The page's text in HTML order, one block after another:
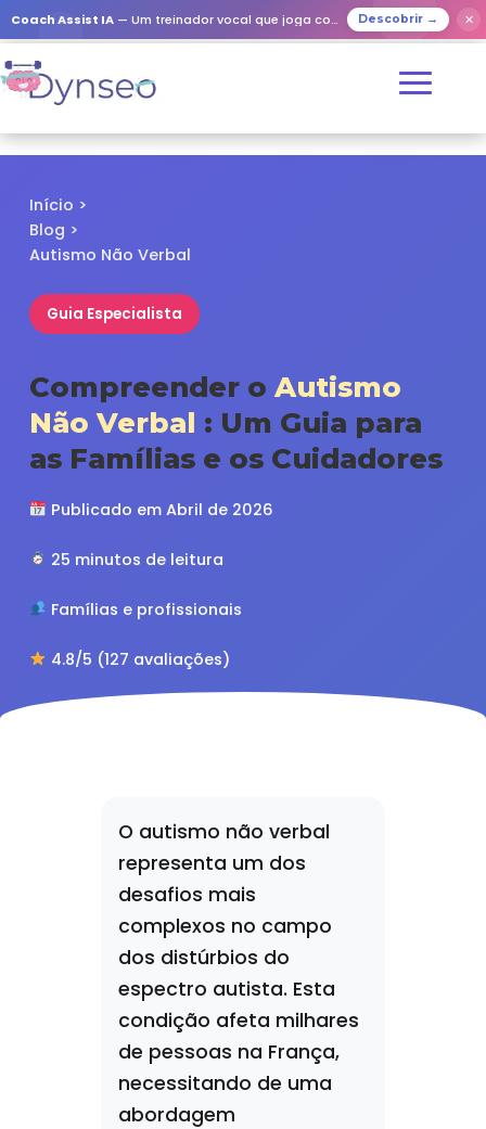
Coach Assist IA — Um treinador vocal que joga com os seus entes queridos Descobrir → ✕
Início >
Blog >
Autismo Não Verbal
Guia Especialista
Compreender o Autismo
Não Verbal : Um Guia para
as Famílias e os Cuidadores
Publicado em Abril de 2026
25 minutos de leitura
Famílias e profissionais
4.8/5 (127 avaliações)
O autismo não verbal
representa um dos
desafios mais
complexos no campo
dos distúrbios do
espectro autista. Esta
condição afeta milhares
de pessoas na França,
necessitando de uma
abordagem